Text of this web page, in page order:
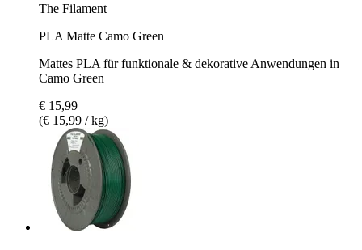
The Filament
PLA Matte Camo Green
Mattes PLA für funktionale & dekorative Anwendungen in
Camo Green
€ 15,99
(€ 15,99 / kg)